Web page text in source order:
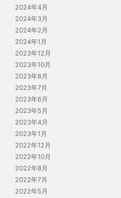
2024年4月
2024年3月
2024年2月
2024年1月
2023年12月
2023年10月
2023年8月
2023年7月
2023年6月
2023年5月
2023年4月
2023年1月
2022年12月
2022年10月
2022年8月
2022年7月
2022年5月